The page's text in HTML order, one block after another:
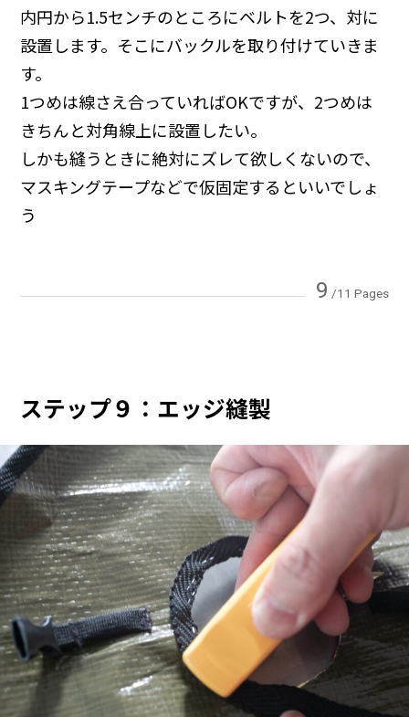
内円から1.5センチのところにベルトを2つ、対に
設置します。そこにバックルを取り付けていきま
す。
1つめは線さえ合っていればOKですが、2つめは
きちんと対角線上に設置したい。
しかも縫うときに絶対にズレて欲しくないので、
マスキングテープなどで仮固定するといいでしょ
う
9 /11 Pages
ステップ９：エッジ縫製